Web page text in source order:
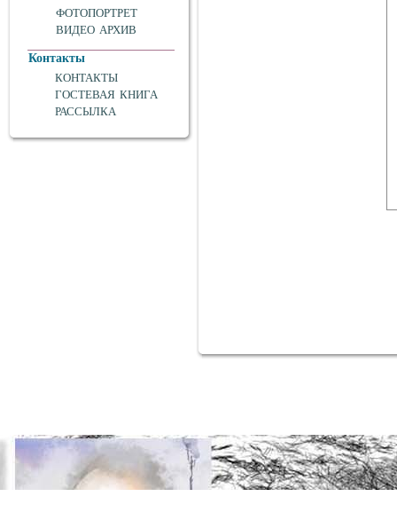
ФОТОПОРТРЕТ
ВИДЕО АРХИВ
Контакты
КОНТАКТЫ
ГОСТЕВАЯ КНИГА
РАССЫЛКА